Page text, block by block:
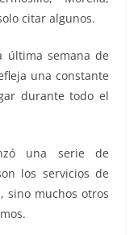
citar algunos.
última semana de
una constante
durante todo el
una serie de
los servicios de
sino muchos otros